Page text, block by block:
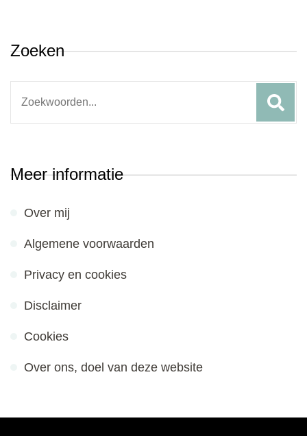
Zoeken
Meer informatie
Over mij
Algemene voorwaarden
Privacy en cookies
Disclaimer
Cookies
Over ons, doel van deze website